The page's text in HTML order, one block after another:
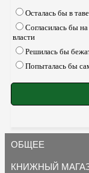
Осталась бы в
Согласилась бы
власти
Решилась бы
Попыталась бы
ОБЩЕЕ
КНИЖНЫЙ